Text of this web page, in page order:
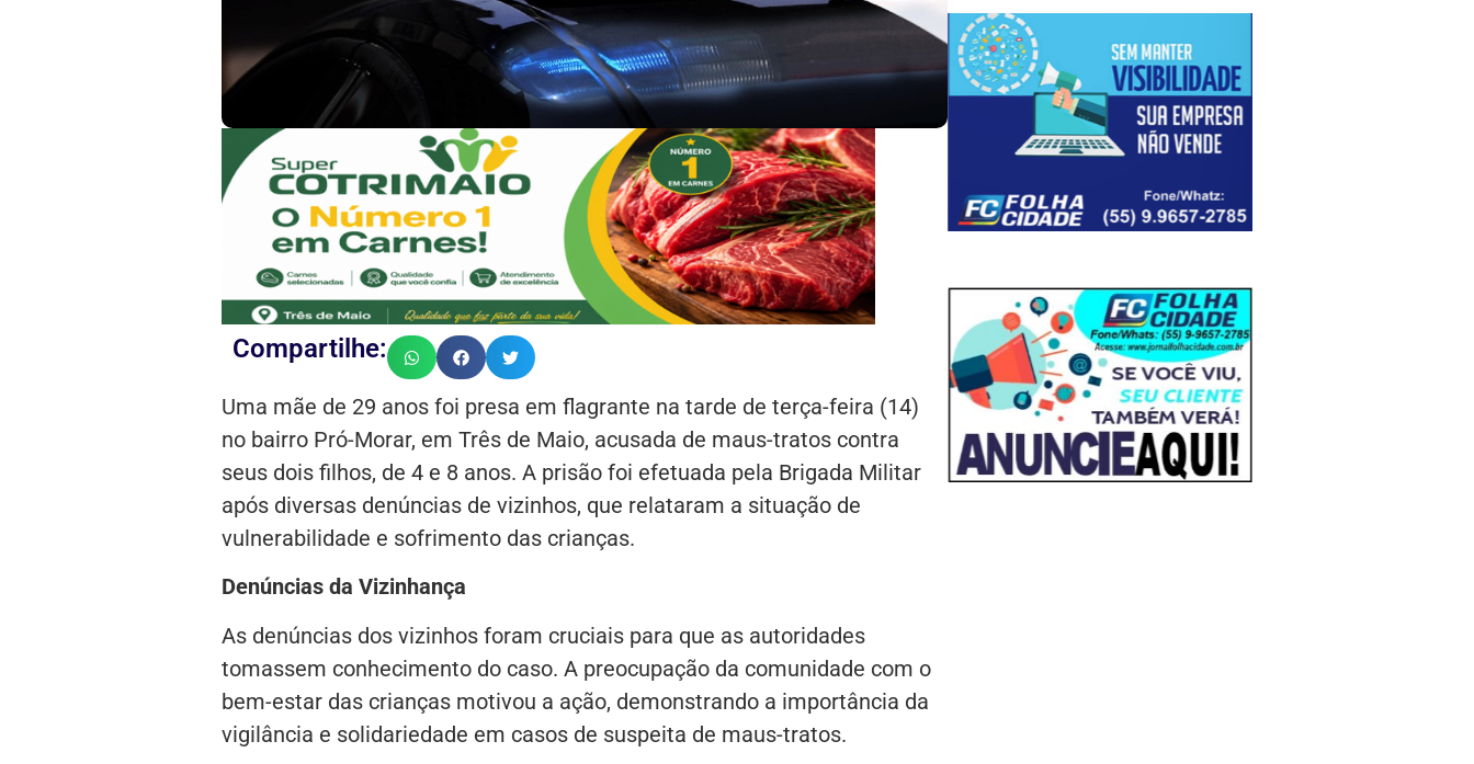
Compartilhe:
Uma mãe de 29 anos foi presa em flagrante na tarde de terça-feira (14)
no bairro Pró-Morar, em Três de Maio, acusada de maus-tratos contra
seus dois filhos, de 4 e 8 anos. A prisão foi efetuada pela Brigada Militar
após diversas denúncias de vizinhos, que relataram a situação de
vulnerabilidade e sofrimento das crianças.
Denúncias da Vizinhança
As denúncias dos vizinhos foram cruciais para que as autoridades
tomassem conhecimento do caso. A preocupação da comunidade com o
bem-estar das crianças motivou a ação, demonstrando a importância da
vigilância e solidariedade em casos de suspeita de maus-tratos.